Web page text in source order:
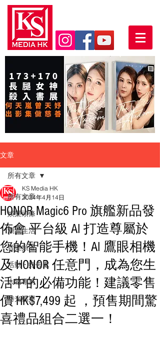
文章
所有文章
娛樂頭條
潮流生活
音樂頻道
活動・好去處
人物專訪
時光檔案
所有文章
HONOR Magic6 Pro 旗艦新品發
佈會 平台級 AI 打造尊屬於
您的智能手機！AI 鷹眼相機
及 HONOR 任意門，成為您生
活中的必備功能！建議零售
價 HK$7,499 起 ，預售期間驚
喜禮品組合二選一！
KS Media HK
2024年4月14日